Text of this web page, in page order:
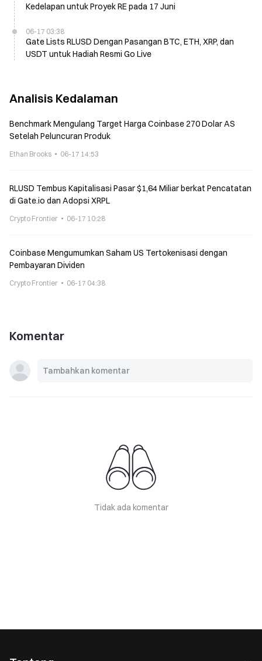
Kedelapan untuk Proyek RE pada 17 Juni
06-17 03:38
Gate Lists RLUSD Dengan Pasangan BTC, ETH, XRP, dan
USDT untuk Hadiah Resmi Go Live
Analisis Kedalaman
Benchmark Mengulang Target Harga Coinbase 270 Dolar AS
Setelah Peluncuran Produk
Ethan Brooks 06-17 14:53
RLUSD Tembus Kapitalisasi Pasar $1,64 Miliar berkat Pencatatan
di Gate.io dan Adopsi XRPL
Crypto Frontier 06-17 10:28
Coinbase Mengumumkan Saham US Tertokenisasi dengan
Pembayaran Dividen
Crypto Frontier 06-17 04:38
Komentar
Tidak ada komentar